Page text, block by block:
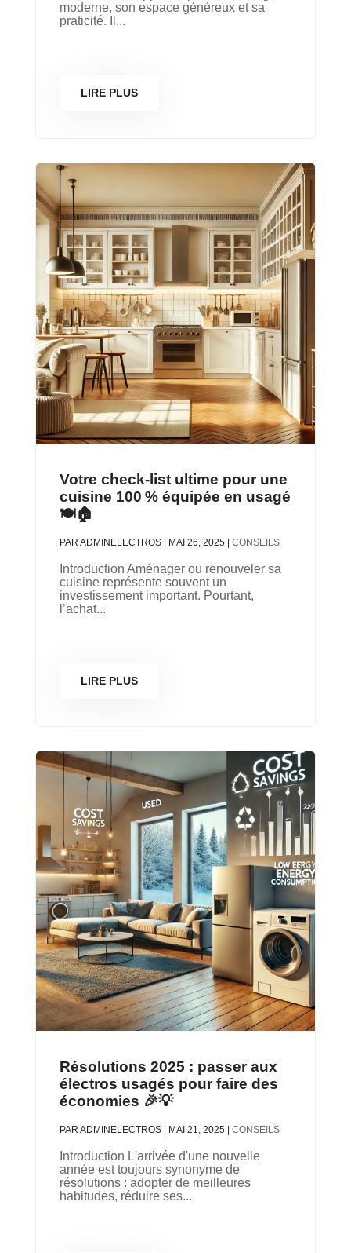
moderne, son espace généreux et sa
praticité. Il...
LIRE PLUS
Votre check-list ultime pour une
cuisine 100 % équipée en usagé
🍽️🏠
PAR ADMINELECTROS| MAI 26, 2025| CONSEILS
Introduction Aménager ou renouveler sa
cuisine représente souvent un
investissement important. Pourtant,
l’achat...
LIRE PLUS
Résolutions 2025 : passer aux
électros usagés pour faire des
économies 🎉💡
PAR ADMINELECTROS| MAI 21, 2025| CONSEILS
Introduction L'arrivée d'une nouvelle
année est toujours synonyme de
résolutions : adopter de meilleures
habitudes, réduire ses...